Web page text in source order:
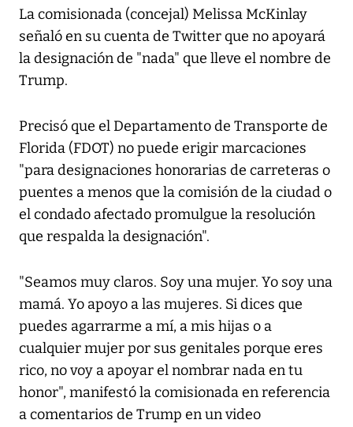
La comisionada (concejal) Melissa McKinlay
señaló en su cuenta de Twitter que no apoyará
la designación de "nada" que lleve el nombre de
Trump.
Precisó que el Departamento de Transporte de
Florida (FDOT) no puede erigir marcaciones
"para designaciones honorarias de carreteras o
puentes a menos que la comisión de la ciudad o
el condado afectado promulgue la resolución
que respalda la designación".
"Seamos muy claros. Soy una mujer. Yo soy una
mamá. Yo apoyo a las mujeres. Si dices que
puedes agarrarme a mí, a mis hijas o a
cualquier mujer por sus genitales porque eres
rico, no voy a apoyar el nombrar nada en tu
honor", manifestó la comisionada en referencia
a comentarios de Trump en un video